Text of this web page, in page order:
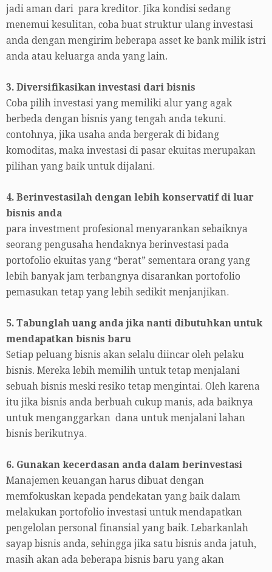
jadi aman dari para kreditor. Jika kondisi sedang
menemui kesulitan, coba buat struktur ulang investasi
anda dengan mengirim beberapa asset ke bank milik istri
anda atau keluarga anda yang lain.
3. Diversifikasikan investasi dari bisnis
Coba pilih investasi yang memiliki alur yang agak
berbeda dengan bisnis yang tengah anda tekuni.
contohnya, jika usaha anda bergerak di bidang
komoditas, maka investasi di pasar ekuitas merupakan
pilihan yang baik untuk dijalani.
4. Berinvestasilah dengan lebih konservatif di luar
bisnis anda
para investment profesional menyarankan sebaiknya
seorang pengusaha hendaknya berinvestasi pada
portofolio ekuitas yang “berat” sementara orang yang
lebih banyak jam terbangnya disarankan portofolio
pemasukan tetap yang lebih sedikit menjanjikan.
5. Tabunglah uang anda jika nanti dibutuhkan untuk
mendapatkan bisnis baru
Setiap peluang bisnis akan selalu diincar oleh pelaku
bisnis. Mereka lebih memilih untuk tetap menjalani
sebuah bisnis meski resiko tetap mengintai. Oleh karena
itu jika bisnis anda berbuah cukup manis, ada baiknya
untuk menganggarkan dana untuk menjalani lahan
bisnis berikutnya.
6. Gunakan kecerdasan anda dalam berinvestasi
Manajemen keuangan harus dibuat dengan
memfokuskan kepada pendekatan yang baik dalam
melakukan portofolio investasi untuk mendapatkan
pengelolan personal finansial yang baik. Lebarkanlah
sayap bisnis anda, sehingga jika satu bisnis anda jatuh,
masih akan ada beberapa bisnis baru yang akan